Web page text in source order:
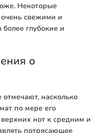
Некоторые
свежими и
глубокие и
о
насколько
по мере его
нот к средним и
потрясающее